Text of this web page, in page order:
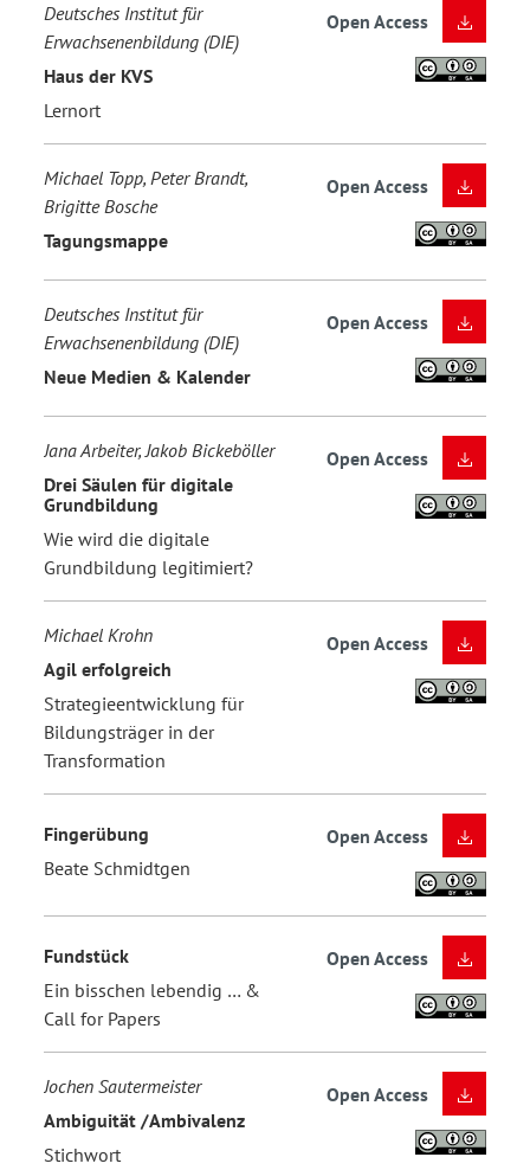
Deutsches Institut für
Erwachsenenbildung (DIE)
Haus der KVS
Lernort
Open Access
Michael Topp, Peter Brandt,
Brigitte Bosche
Tagungsmappe
Open Access
Deutsches Institut für
Erwachsenenbildung (DIE)
Neue Medien & Kalender
Open Access
Jana Arbeiter, Jakob Bickeböller
Drei Säulen für digitale
Grundbildung
Wie wird die digitale
Grundbildung legitimiert?
Open Access
Michael Krohn
Agil erfolgreich
Strategieentwicklung für
Bildungsträger in der
Transformation
Open Access
Fingerübung
Beate Schmidtgen
Open Access
Fundstück
Ein bisschen lebendig … &
Call for Papers
Open Access
Jochen Sautermeister
Ambiguität /Ambivalenz
Stichwort
Open Access